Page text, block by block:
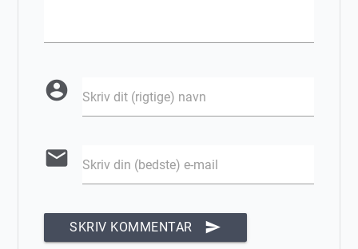
account_circle Skriv dit (rigtige) navn
email Skriv din (bedste) e-mail
SKRIV KOMMENTAR send